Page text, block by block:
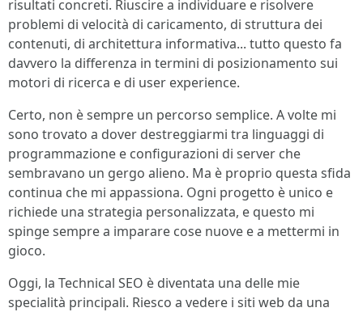
risultati concreti. Riuscire a individuare e risolvere
problemi di velocità di caricamento, di struttura dei
contenuti, di architettura informativa... tutto questo fa
davvero la differenza in termini di posizionamento sui
motori di ricerca e di user experience.
Certo, non è sempre un percorso semplice. A volte mi
sono trovato a dover destreggiarmi tra linguaggi di
programmazione e configurazioni di server che
sembravano un gergo alieno. Ma è proprio questa sfida
continua che mi appassiona. Ogni progetto è unico e
richiede una strategia personalizzata, e questo mi
spinge sempre a imparare cose nuove e a mettermi in
gioco.
Oggi, la Technical SEO è diventata una delle mie
specialità principali. Riesco a vedere i siti web da una